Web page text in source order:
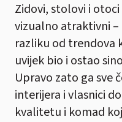
Zidovi, stolovi i
vizualno atraktivni –
razliku od trendova
uvijek bio i ostao
Upravo zato ga sve
interijera i vlasnici
kvalitetu i komad